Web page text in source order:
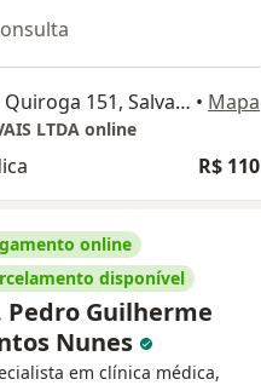
Rua Padre Casemiro Quiroga 151, Salvador • Mapa
LTDA online
R$ 110
online
disponível
Pedro Guilherme
Nunes
em clínica médica,